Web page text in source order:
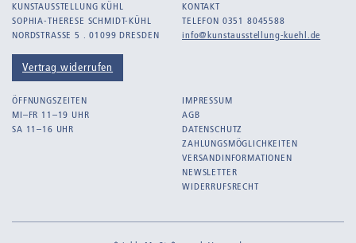
Barth, Arthur Julius
Bartnig, Horst
Bartzsch, Paul Kurt
Becker, F.
Beckmann, Max
KUNSTAUSSTELLUNG KÜHL
SOPHIA-THERESE SCHMIDT-KÜHL
NORDSTRASSE 5 . 01099 DRESDEN
Vertrag widerrufen
KONTAKT
TELEFON 0351 8045588
info@kunstausstellung-kuehl.de
ÖFFNUNGSZEITEN
MI–FR 11–19 UHR
SA 11–16 UHR
IMPRESSUM
AGB
DATENSCHUTZ
ZAHLUNGSMÖGLICHKEITEN
VERSANDINFORMATIONEN
NEWSLETTER
WIDERRUFSRECHT